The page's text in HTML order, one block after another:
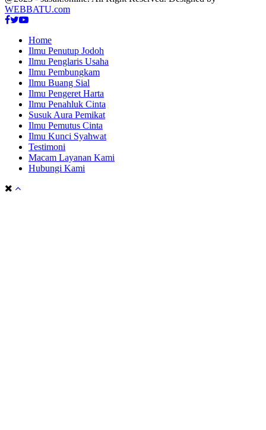
WEBBATU.com
Facebook
Twitter
Youtube
Home
Ilmu Penutup Jodoh
Ilmu Penglaris Usaha
Ilmu Pembungkam
Ilmu Buang Sial
Ilmu Pengeret Harta
Ilmu Penahluk Cinta
Susuk Aura Pemikat
Ilmu Pemutus Cinta
Ilmu Kunci Syahwat
Testimoni
Macam Layanan Kami
Hubungi Kami